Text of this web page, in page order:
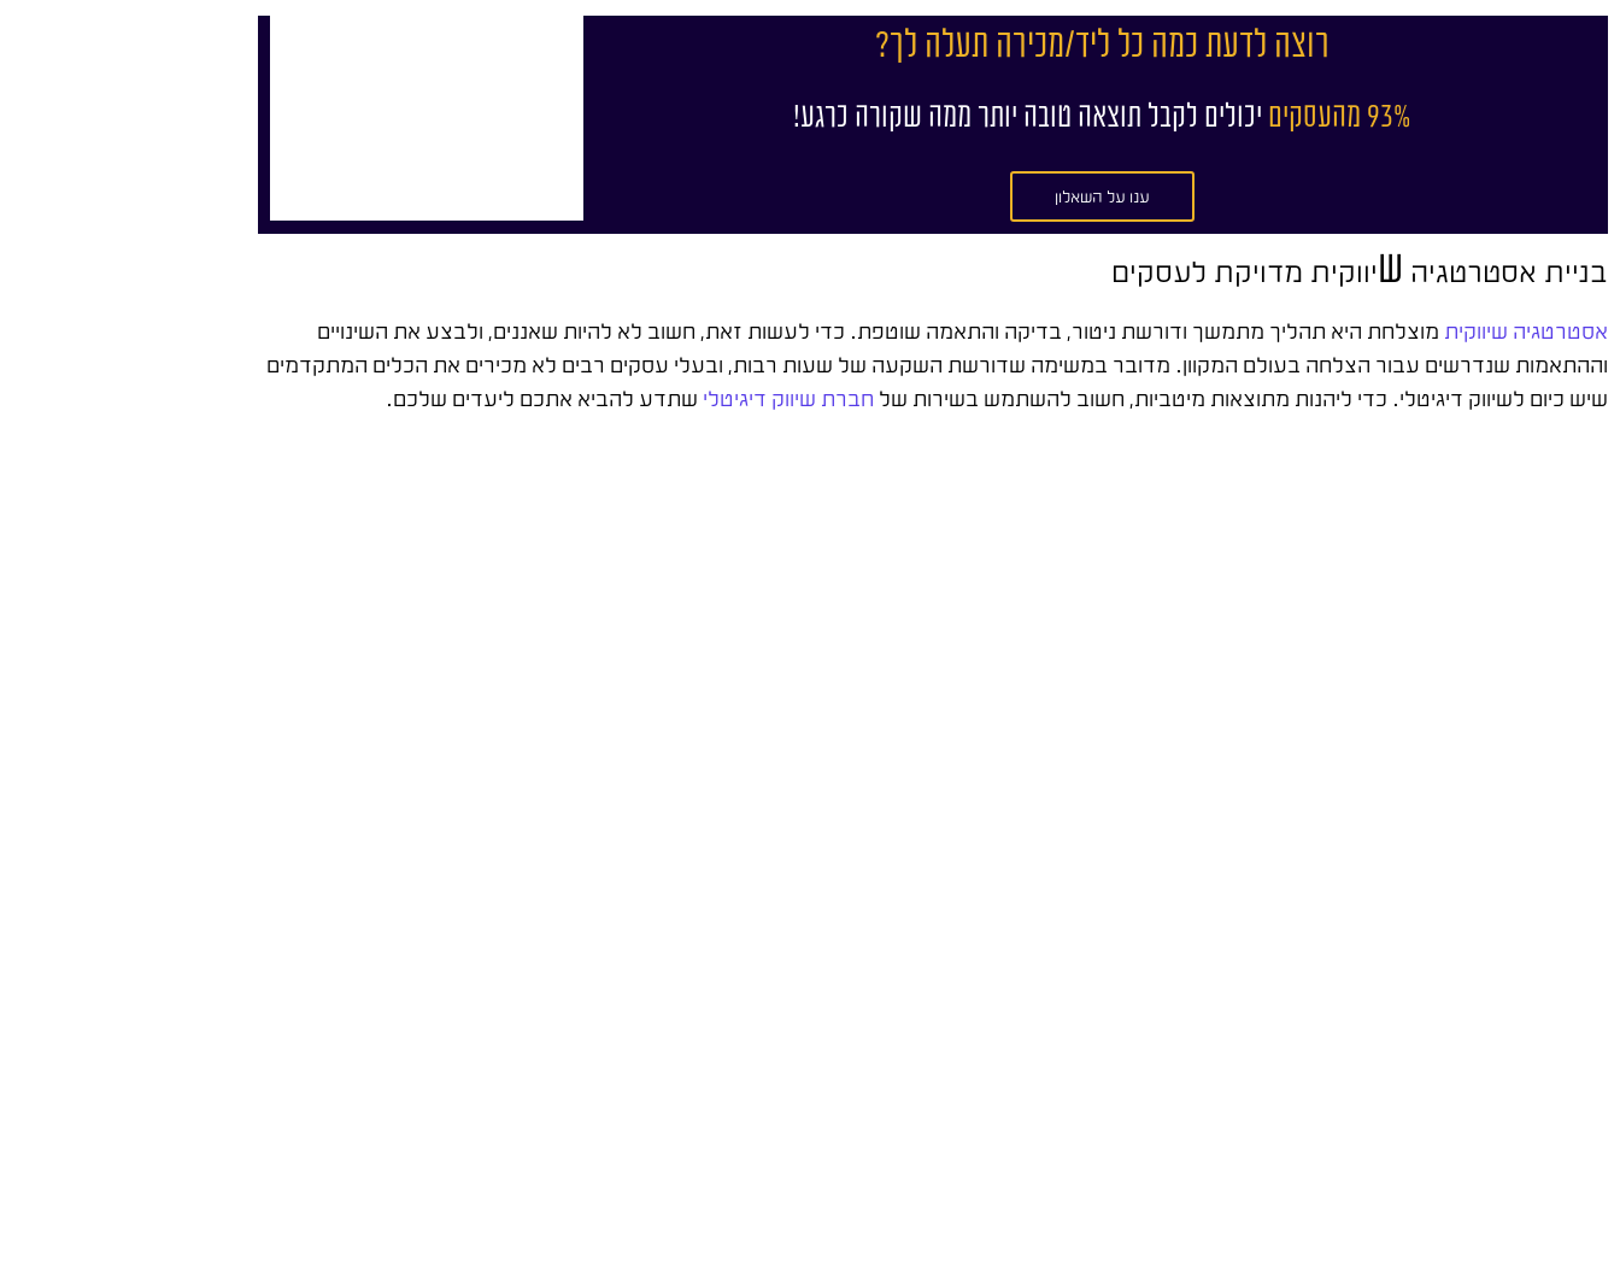
רוצה לדעת כמה כל ליד/מכירה תעלה לך?
93% מהעסקים יכולים לקבל תוצאה טובה יותר ממה שקורה כרגע!
ענו על השאלון
בניית אסטרטגיה שיווקית מדויקת לעסקים
אסטרטגיה שיווקית מוצלחת היא תהליך מתמשך ודורשת ניטור, בדיקה והתאמה שוטפת. כדי לעשות זאת, חשוב לא להיות שאננים, ולבצע את השינויים
וההתאמות שנדרשים עבור הצלחה בעולם המקוון. מדובר במשימה שדורשת השקעה של שעות רבות, ובעלי עסקים רבים לא מכירים את הכלים המתקדמים
שיש כיום לשיווק דיגיטלי. כדי ליהנות מתוצאות מיטביות, חשוב להשתמש בשירות של חברת שיווק דיגיטלי שתדע להביא אתכם ליעדים שלכם.